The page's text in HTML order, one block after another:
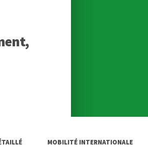
MOBILITÉ INTERNATIONALE